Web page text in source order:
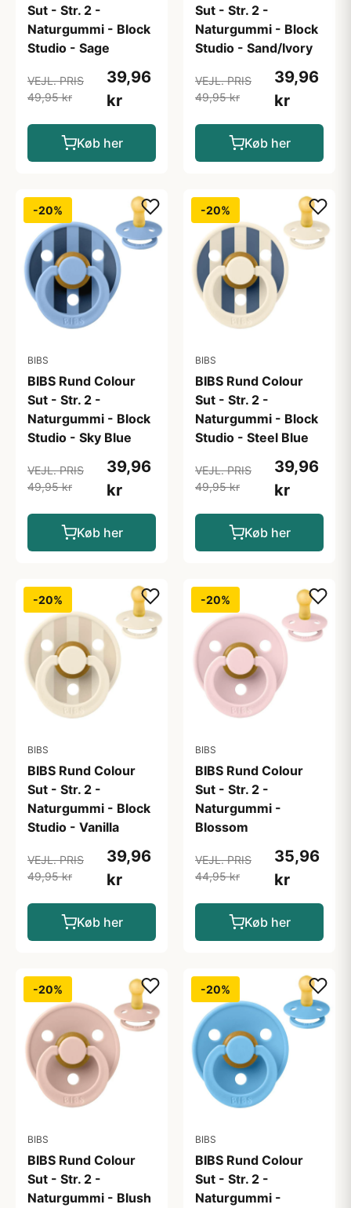
Sut - Str. 2 -
Naturgummi - Block
Studio - Sage
VEJL. PRIS
49,95 kr
39,96
kr
Køb her
Sut - Str. 2 -
Naturgummi - Block
Studio - Sand/Ivory
VEJL. PRIS
49,95 kr
39,96
kr
Køb her
-20%
BIBS
BIBS Rund Colour
Sut - Str. 2 -
Naturgummi - Block
Studio - Sky Blue
VEJL. PRIS
49,95 kr
39,96
kr
Køb her
-20%
BIBS
BIBS Rund Colour
Sut - Str. 2 -
Naturgummi - Block
Studio - Steel Blue
VEJL. PRIS
49,95 kr
39,96
kr
Køb her
-20%
BIBS
BIBS Rund Colour
Sut - Str. 2 -
Naturgummi - Block
Studio - Vanilla
VEJL. PRIS
49,95 kr
39,96
kr
Køb her
-20%
BIBS
BIBS Rund Colour
Sut - Str. 2 -
Naturgummi -
Blossom
VEJL. PRIS
44,95 kr
35,96
kr
Køb her
-20%
BIBS
BIBS Rund Colour
Sut - Str. 2 -
Naturgummi - Blush
-20%
BIBS
BIBS Rund Colour
Sut - Str. 2 -
Naturgummi -